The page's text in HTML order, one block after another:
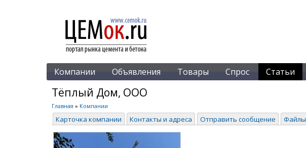
Компании Объявления Товары Спрос Статьи
Тёплый Дом, ООО
Главная » Компании
Карточка компании Контакты и адреса Отправить сообщение Файлы